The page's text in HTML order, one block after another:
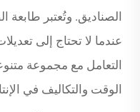
الصناديق. وتُعتبر طابعة
عندما لا تحتاج إلى
التعامل مع مجموعة
الوقت والتكاليف في